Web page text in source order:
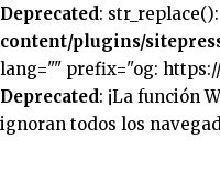
Deprecated:
content/plugins/
lang="" prefix="og:
Deprecated: ¡La función
ignoran todos los